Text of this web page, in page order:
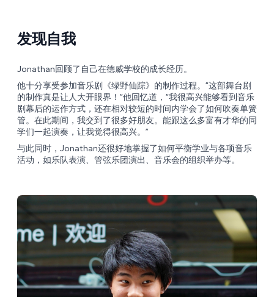
发现自我
Jonathan回顾了自己在德威学校的成长经历。
他十分享受参加音乐剧《绿野仙踪》的制作过程。“这部舞台剧
的制作真是让人大开眼界！”他回忆道，“我很高兴能够看到音乐
剧幕后的运作方式，还在相对较短的时间内学会了如何吹奏单簧
管。在此期间，我交到了很多好朋友。能跟这么多富有才华的同
学们一起演奏，让我觉得很高兴。”
与此同时，Jonathan还很好地掌握了如何平衡学业与各项音乐
活动，如乐队表演、管弦乐团演出、音乐会的组织举办等。